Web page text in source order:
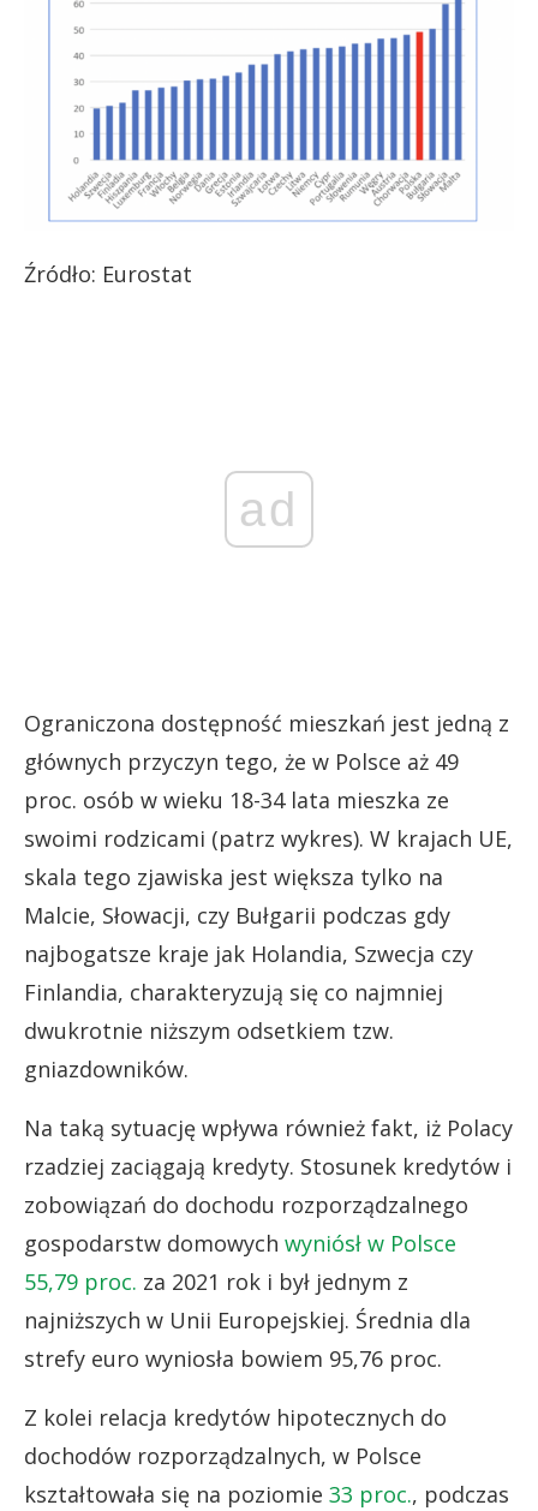
Źródło: Eurostat
ad
Ograniczona dostępność mieszkań jest jedną z
głównych przyczyn tego, że w Polsce aż 49
proc. osób w wieku 18-34 lata mieszka ze
swoimi rodzicami (patrz wykres). W krajach UE,
skala tego zjawiska jest większa tylko na
Malcie, Słowacji, czy Bułgarii podczas gdy
najbogatsze kraje jak Holandia, Szwecja czy
Finlandia, charakteryzują się co najmniej
dwukrotnie niższym odsetkiem tzw.
gniazdowników.
Na taką sytuację wpływa również fakt, iż Polacy
rzadziej zaciągają kredyty. Stosunek kredytów i
zobowiązań do dochodu rozporządzalnego
gospodarstw domowych wyniósł w Polsce
55,79 proc. za 2021 rok i był jednym z
najniższych w Unii Europejskiej. Średnia dla
strefy euro wyniosła bowiem 95,76 proc.
Z kolei relacja kredytów hipotecznych do
dochodów rozporządzalnych, w Polsce
kształtowała się na poziomie 33 proc., podczas